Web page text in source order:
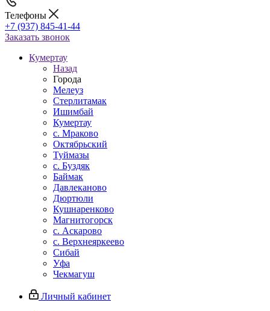
Телефоны
+7 (937) 845-41-44
Заказать звонок
Кумертау
Назад
Города
Мелеуз
Стерлитамак
Ишимбай
Кумертау
c. Мраково
Октябрьский
Туймазы
c. Буздяк
Баймак
Давлеканово
Дюртюли
Кушнаренково
Магнитогорск
с. Аскарово
с. Верхнеяркеево
Сибай
Уфа
Чекмагуш
Личный кабинет